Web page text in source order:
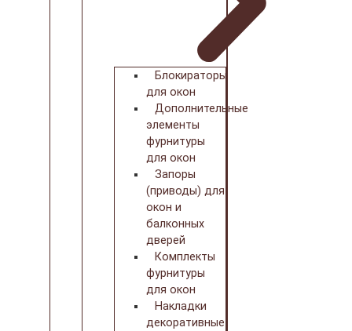
Блокираторы
для окон
Дополнительные
элементы
фурнитуры
для окон
Запоры
(приводы) для
окон и
балконных
дверей
Комплекты
фурнитуры
для окон
Накладки
декоративные